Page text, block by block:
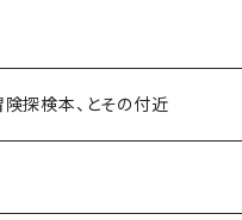
探検本、とその付近